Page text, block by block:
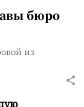
бюро
из